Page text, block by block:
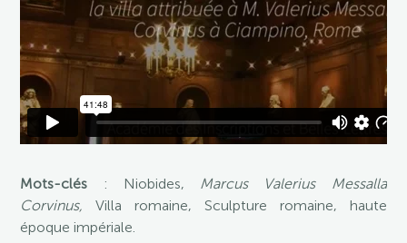
Mots-clés : Niobides, Marcus Valerius Messalla
Corvinus,Villa romaine, Sculpture romaine, haute
époque impériale.